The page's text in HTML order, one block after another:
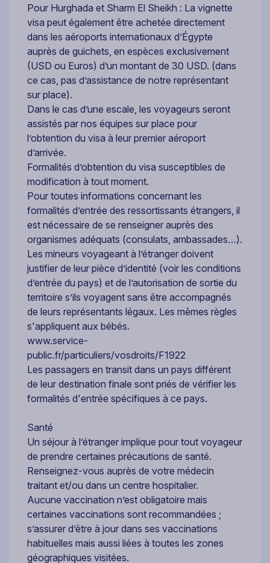
Pour Hurghada et Sharm El Sheikh : La vignette
visa peut également être achetée directement
dans les aéroports internationaux d’Égypte
auprès de guichets, en espèces exclusivement
(USD ou Euros) d’un montant de 30 USD. (dans
ce cas, pas d’assistance de notre représentant
sur place).
Dans le cas d’une escale, les voyageurs seront
assistés par nos équipes sur place pour
l’obtention du visa à leur premier aéroport
d’arrivée.
Formalités d’obtention du visa susceptibles de
modification à tout moment.
Pour toutes informations concernant les
formalités d’entrée des ressortissants étrangers, il
est nécessaire de se renseigner auprès des
organismes adéquats (consulats, ambassades…).
Les mineurs voyageant à l’étranger doivent
justifier de leur pièce d’identité (voir les conditions
d’entrée du pays) et de l’autorisation de sortie du
territoire s’ils voyagent sans être accompagnés
de leurs représentants légaux. Les mêmes règles
s'appliquent aux bébés.
www.service-
public.fr/particuliers/vosdroits/F1922
Les passagers en transit dans un pays différent
de leur destination finale sont priés de vérifier les
formalités d'entrée spécifiques à ce pays.
Santé
Un séjour à l’étranger implique pour tout voyageur
de prendre certaines précautions de santé.
Renseignez-vous auprès de votre médecin
traitant et/ou dans un centre hospitalier.
Aucune vaccination n’est obligatoire mais
certaines vaccinations sont recommandées ;
s’assurer d’être à jour dans ses vaccinations
habituelles mais aussi liées à toutes les zones
géographiques visitées.